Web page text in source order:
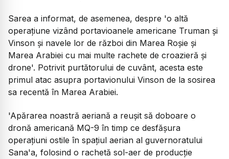
Sarea a informat, de asemenea, despre 'o altă
operațiune vizând portavioanele americane Truman și
Vinson și navele lor de război din Marea Roșie și
Marea Arabiei cu mai multe rachete de croazieră și
drone'. Potrivit purtătorului de cuvânt, acesta este
primul atac asupra portavionului Vinson de la sosirea
sa recentă în Marea Arabiei.
'Apărarea noastră aeriană a reușit să doboare o
dronă americană MQ-9 în timp ce desfășura
operațiuni ostile în spațiul aerian al guvernoratului
Sana'a, folosind o rachetă sol-aer de producție